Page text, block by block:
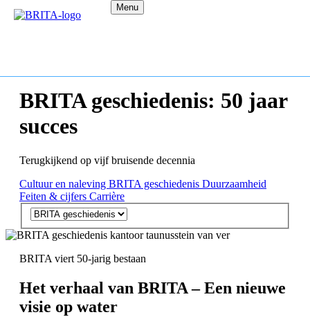
Menu
BRITA geschiedenis: 50 jaar
succes
Terugkijkend op vijf bruisende decennia
Cultuur en naleving BRITA geschiedenis Duurzaamheid
Feiten & cijfers Carrière
BRITA viert 50-jarig bestaan
Het verhaal van BRITA – Een nieuwe
visie op water